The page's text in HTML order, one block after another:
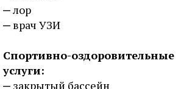
лор
врач УЗИ
Спортивно-оздоровительные
услуги:
закрытый бассейн